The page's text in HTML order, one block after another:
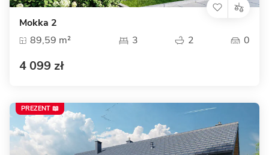
Mokka 2
89,59 m²
3 2 0
4 099 zł
PREZENT 📖